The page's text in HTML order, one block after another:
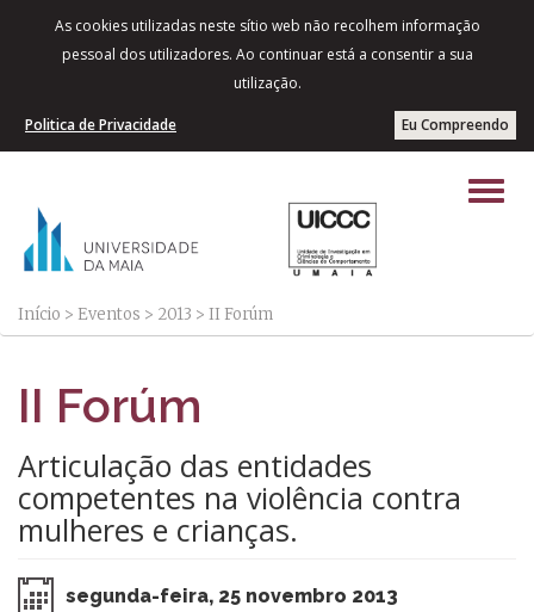
As cookies utilizadas neste sítio web não recolhem informação
pessoal dos utilizadores. Ao continuar está a consentir a sua
utilização.
Eu Compreendo
Politica de Privacidade
Início > Eventos > 2013 > II Forúm
II Forúm
Articulação das entidades
competentes na violência contra
mulheres e crianças.
segunda-feira, 25 novembro 2013